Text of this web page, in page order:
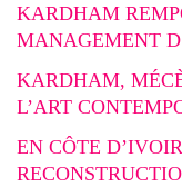
KARDHAM
MANAGEMENT
KARDHAM,
L’ART
EN CÔTE